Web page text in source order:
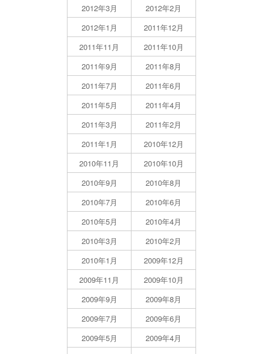
2012年3月
2012年2月
2012年1月
2011年12月
2011年11月
2011年10月
2011年9月
2011年8月
2011年7月
2011年6月
2011年5月
2011年4月
2011年3月
2011年2月
2011年1月
2010年12月
2010年11月
2010年10月
2010年9月
2010年8月
2010年7月
2010年6月
2010年5月
2010年4月
2010年3月
2010年2月
2010年1月
2009年12月
2009年11月
2009年10月
2009年9月
2009年8月
2009年7月
2009年6月
2009年5月
2009年4月